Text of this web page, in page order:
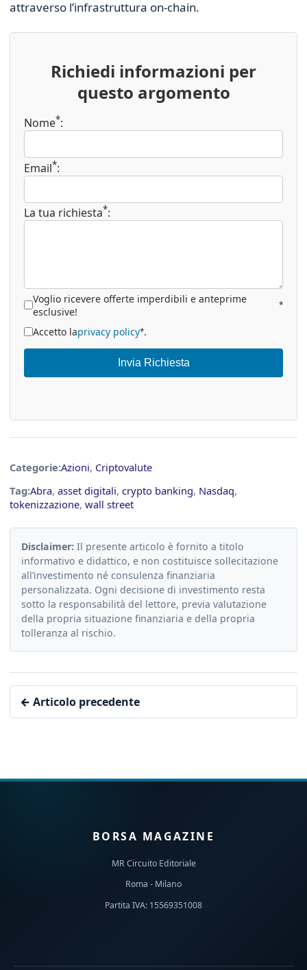
attraverso l’infrastruttura on-chain.
Richiedi informazioni per
questo argomento
Nome*:
Email*:
La tua richiesta*:
Voglio ricevere offerte imperdibili e anteprime
esclusive!
*
Accetto laprivacy policy*.
Invia Richiesta
Categorie:Azioni, Criptovalute
Tag:Abra, asset digitali, crypto banking, Nasdaq,
tokenizzazione, wall street
Disclaimer: Il presente articolo è fornito a titolo
informativo e didattico, e non costituisce sollecitazione
all’investimento né consulenza finanziaria
personalizzata. Ogni decisione di investimento resta
sotto la responsabilità del lettore, previa valutazione
della propria situazione finanziaria e della propria
tolleranza al rischio.
← Articolo precedente
BORSA MAGAZINE
MR Circuito Editoriale
Roma - Milano
Partita IVA: 15569351008